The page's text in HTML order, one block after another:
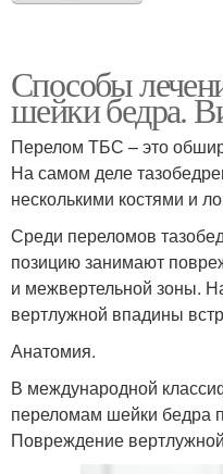
Способы
шейки бедра.
Перелом ТБС – это
На самом деле
несколькими костями и
Среди переломов
позицию занимают
и межвертельной зоны.
вертлужной впадины
Анатомия.
В международной
переломам шейки бедра
Повреждение